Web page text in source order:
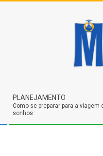
PLANEJAMENTO
Como se preparar para a viagem
sonhos